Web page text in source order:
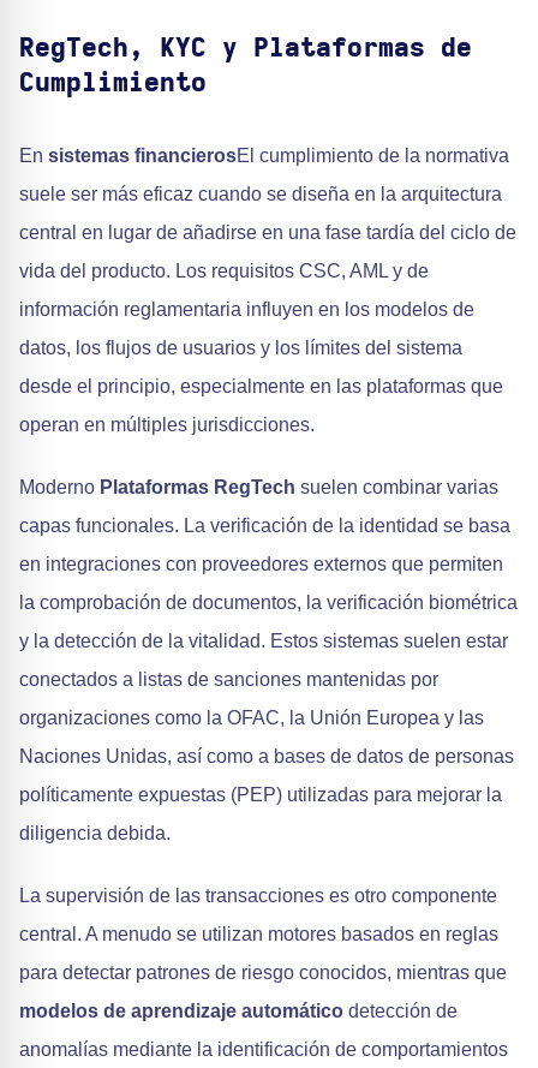
RegTech, KYC y Plataformas de
Cumplimiento
En sistemas financierosEl cumplimiento de la normativa
suele ser más eficaz cuando se diseña en la arquitectura
central en lugar de añadirse en una fase tardía del ciclo de
vida del producto. Los requisitos CSC, AML y de
información reglamentaria influyen en los modelos de
datos, los flujos de usuarios y los límites del sistema
desde el principio, especialmente en las plataformas que
operan en múltiples jurisdicciones.
Moderno Plataformas RegTech suelen combinar varias
capas funcionales. La verificación de la identidad se basa
en integraciones con proveedores externos que permiten
la comprobación de documentos, la verificación biométrica
y la detección de la vitalidad. Estos sistemas suelen estar
conectados a listas de sanciones mantenidas por
organizaciones como la OFAC, la Unión Europea y las
Naciones Unidas, así como a bases de datos de personas
políticamente expuestas (PEP) utilizadas para mejorar la
diligencia debida.
La supervisión de las transacciones es otro componente
central. A menudo se utilizan motores basados en reglas
para detectar patrones de riesgo conocidos, mientras que
modelos de aprendizaje automático detección de
anomalías mediante la identificación de comportamientos